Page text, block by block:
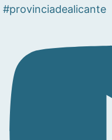
#provinciadealicante